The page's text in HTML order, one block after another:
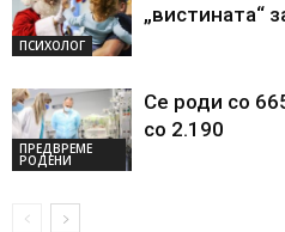
ПСИХОЛОГ
„вистината“
ПРЕДВРЕМЕ
РОДЕНИ
Се роди со
со 2.190